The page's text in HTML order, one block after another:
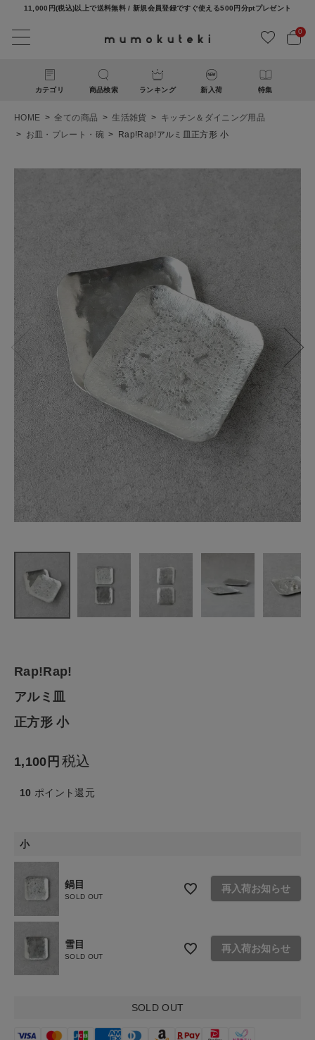
11,000円(税込)以上で送料無料 / 新規会員登録ですぐ使える500円分ptプレゼント
0
カテゴリ 商品検索 ランキング 新入荷 特集
新規会員登録
Rap!Rap!
正方形 小
1,100
(税込)
ファッション雑貨
ギフト
ブランド
全ての商品
ご利用ガイド
ショップリスト
HOME 全ての商品 生活雑貨
キッチン＆ダイニング用品
お皿・プレート・碗
Rap!Rap!アルミ皿正方形 小
Rap!Rap!
アルミ皿
正方形 小
1,100 税込
10 ポイント還元
小
鍋目
SOLD OUT
再入荷お知らせ
雪目
SOLD OUT
再入荷お知らせ
SOLD OUT